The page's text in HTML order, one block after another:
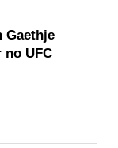
Gaethje
no UFC